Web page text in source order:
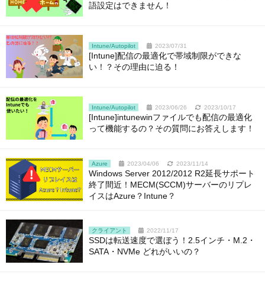
語設定はできません！
Intune/Autopilot 2023/07/31
[Intune]配信の最適化で帯域制限ができな
い！？その理由に迫る！
Intune/Autopilot 2023/06/26 2023/10/17
[Intune]intunewinファイルでも配信の最適化
って機能するの？その質問にお答えします！
Azure 2023/04/06 2023/11/14
Windows Server 2012/2012 R2延長サポート
終了間近！MECM(SCCM)サーバーのリプレ
イスはAzure？Intune？
クライアント 2022/11/17
SSDは転送速度で選ぼう！2.5インチ・M.2・
SATA・NVMe どれがいいの？